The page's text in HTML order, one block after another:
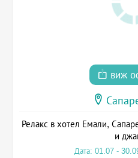
виж
Релакс в хотел Емали,
и
Дата: 01.07 -